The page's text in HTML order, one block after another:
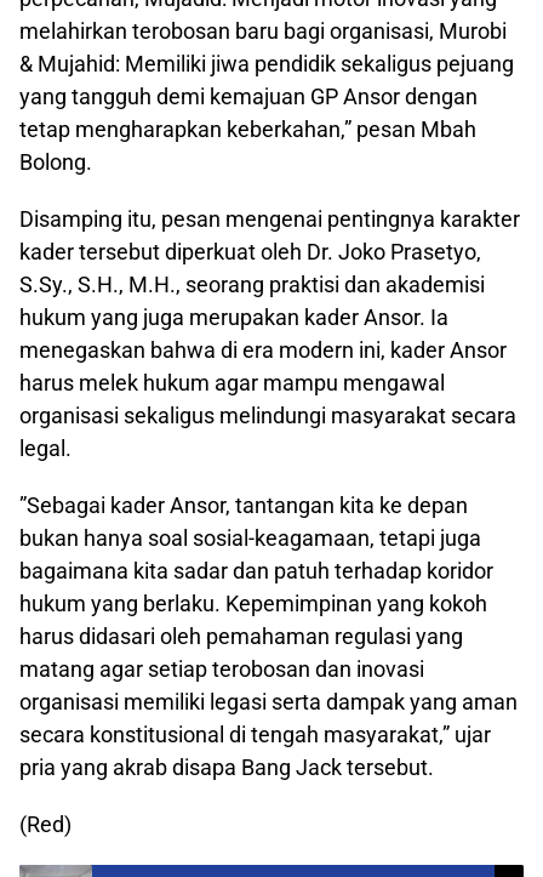
melahirkan terobosan baru bagi organisasi, Murobi
& Mujahid: Memiliki jiwa pendidik sekaligus pejuang
yang tangguh demi kemajuan GP Ansor dengan
tetap mengharapkan keberkahan,” pesan Mbah
Bolong.
Disamping itu, ​pesan mengenai pentingnya karakter
kader tersebut diperkuat oleh Dr. Joko Prasetyo,
S.Sy., S.H., M.H., seorang praktisi dan akademisi
hukum yang juga merupakan kader Ansor. Ia
menegaskan bahwa di era modern ini, kader Ansor
harus melek hukum agar mampu mengawal
organisasi sekaligus melindungi masyarakat secara
legal.
​”Sebagai kader Ansor, tantangan kita ke depan
bukan hanya soal sosial-keagamaan, tetapi juga
bagaimana kita sadar dan patuh terhadap koridor
hukum yang berlaku. Kepemimpinan yang kokoh
harus didasari oleh pemahaman regulasi yang
matang agar setiap terobosan dan inovasi
organisasi memiliki legasi serta dampak yang aman
secara konstitusional di tengah masyarakat,” ujar
pria yang akrab disapa Bang Jack tersebut.
(Red)